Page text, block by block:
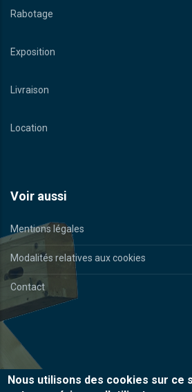
Rabotage
Exposition
Livraison
Location
Voir aussi
Mentions légales
Modalités relatives aux cookies
Contact
Nous utilisons des cookies sur ce